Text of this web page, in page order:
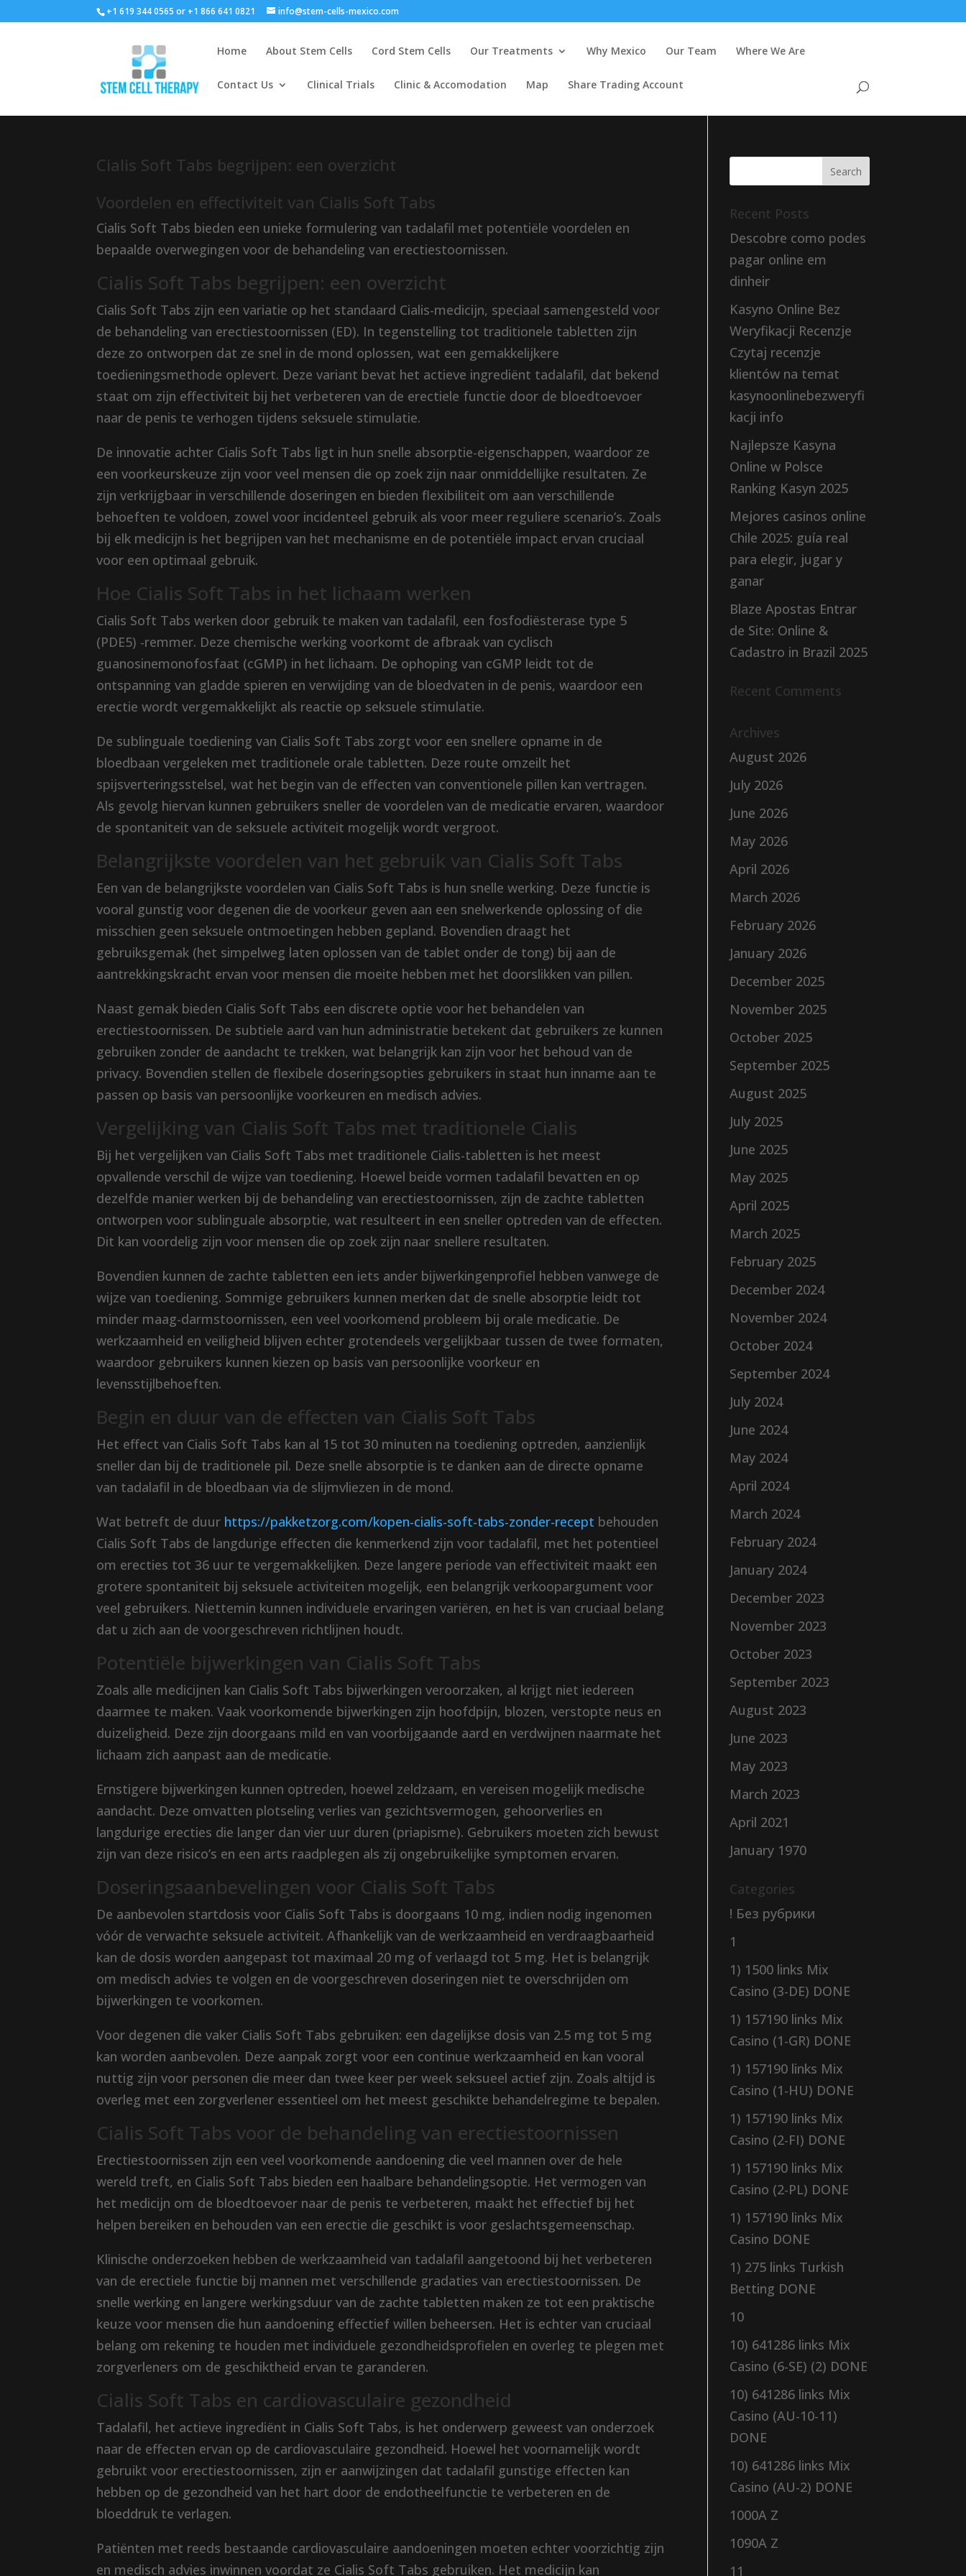
+1 619 344 0565 or +1 866 641 0821 info@stem-cells-mexico.com
Home About Stem Cells Cord Stem Cells Our Treatments Why Mexico Our Team Where We Are
Contact Us Clinical Trials Clinic & Accomodation Map Share Trading Account
Cialis Soft Tabs begrijpen: een overzicht
Voordelen en effectiviteit van Cialis Soft Tabs
Cialis Soft Tabs bieden een unieke formulering van tadalafil met potentiële voordelen en
bepaalde overwegingen voor de behandeling van erectiestoornissen.
Cialis Soft Tabs begrijpen: een overzicht
Cialis Soft Tabs zijn een variatie op het standaard Cialis-medicijn, speciaal samengesteld voor
de behandeling van erectiestoornissen (ED). In tegenstelling tot traditionele tabletten zijn
deze zo ontworpen dat ze snel in de mond oplossen, wat een gemakkelijkere
toedieningsmethode oplevert. Deze variant bevat het actieve ingrediënt tadalafil, dat bekend
staat om zijn effectiviteit bij het verbeteren van de erectiele functie door de bloedtoevoer
naar de penis te verhogen tijdens seksuele stimulatie.
De innovatie achter Cialis Soft Tabs ligt in hun snelle absorptie-eigenschappen, waardoor ze
een voorkeurskeuze zijn voor veel mensen die op zoek zijn naar onmiddellijke resultaten. Ze
zijn verkrijgbaar in verschillende doseringen en bieden flexibiliteit om aan verschillende
behoeften te voldoen, zowel voor incidenteel gebruik als voor meer reguliere scenario’s. Zoals
bij elk medicijn is het begrijpen van het mechanisme en de potentiële impact ervan cruciaal
voor een optimaal gebruik.
Hoe Cialis Soft Tabs in het lichaam werken
Cialis Soft Tabs werken door gebruik te maken van tadalafil, een fosfodiësterase type 5
(PDE5) -remmer. Deze chemische werking voorkomt de afbraak van cyclisch
guanosinemonofosfaat (cGMP) in het lichaam. De ophoping van cGMP leidt tot de
ontspanning van gladde spieren en verwijding van de bloedvaten in de penis, waardoor een
erectie wordt vergemakkelijkt als reactie op seksuele stimulatie.
De sublinguale toediening van Cialis Soft Tabs zorgt voor een snellere opname in de
bloedbaan vergeleken met traditionele orale tabletten. Deze route omzeilt het
spijsverteringsstelsel, wat het begin van de effecten van conventionele pillen kan vertragen.
Als gevolg hiervan kunnen gebruikers sneller de voordelen van de medicatie ervaren, waardoor
de spontaniteit van de seksuele activiteit mogelijk wordt vergroot.
Belangrijkste voordelen van het gebruik van Cialis Soft Tabs
Een van de belangrijkste voordelen van Cialis Soft Tabs is hun snelle werking. Deze functie is
vooral gunstig voor degenen die de voorkeur geven aan een snelwerkende oplossing of die
misschien geen seksuele ontmoetingen hebben gepland. Bovendien draagt ​​het
gebruiksgemak (het simpelweg laten oplossen van de tablet onder de tong) bij aan de
aantrekkingskracht ervan voor mensen die moeite hebben met het doorslikken van pillen.
Naast gemak bieden Cialis Soft Tabs een discrete optie voor het behandelen van
erectiestoornissen. De subtiele aard van hun administratie betekent dat gebruikers ze kunnen
gebruiken zonder de aandacht te trekken, wat belangrijk kan zijn voor het behoud van de
privacy. Bovendien stellen de flexibele doseringsopties gebruikers in staat hun inname aan te
passen op basis van persoonlijke voorkeuren en medisch advies.
Vergelijking van Cialis Soft Tabs met traditionele Cialis
Bij het vergelijken van Cialis Soft Tabs met traditionele Cialis-tabletten is het meest
opvallende verschil de wijze van toediening. Hoewel beide vormen tadalafil bevatten en op
dezelfde manier werken bij de behandeling van erectiestoornissen, zijn de zachte tabletten
ontworpen voor sublinguale absorptie, wat resulteert in een sneller optreden van de effecten.
Dit kan voordelig zijn voor mensen die op zoek zijn naar snellere resultaten.
Bovendien kunnen de zachte tabletten een iets ander bijwerkingenprofiel hebben vanwege de
wijze van toediening. Sommige gebruikers kunnen merken dat de snelle absorptie leidt tot
minder maag-darmstoornissen, een veel voorkomend probleem bij orale medicatie. De
werkzaamheid en veiligheid blijven echter grotendeels vergelijkbaar tussen de twee formaten,
waardoor gebruikers kunnen kiezen op basis van persoonlijke voorkeur en
levensstijlbehoeften.
Begin en duur van de effecten van Cialis Soft Tabs
Het effect van Cialis Soft Tabs kan al 15 tot 30 minuten na toediening optreden, aanzienlijk
sneller dan bij de traditionele pil. Deze snelle absorptie is te danken aan de directe opname
van tadalafil in de bloedbaan via de slijmvliezen in de mond.
Wat betreft de duur https://pakketzorg.com/kopen-cialis-soft-tabs-zonder-recept behouden
Cialis Soft Tabs de langdurige effecten die kenmerkend zijn voor tadalafil, met het potentieel
om erecties tot 36 uur te vergemakkelijken. Deze langere periode van effectiviteit maakt een
grotere spontaniteit bij seksuele activiteiten mogelijk, een belangrijk verkoopargument voor
veel gebruikers. Niettemin kunnen individuele ervaringen variëren, en het is van cruciaal belang
dat u zich aan de voorgeschreven richtlijnen houdt.
Potentiële bijwerkingen van Cialis Soft Tabs
Zoals alle medicijnen kan Cialis Soft Tabs bijwerkingen veroorzaken, al krijgt niet iedereen
daarmee te maken. Vaak voorkomende bijwerkingen zijn hoofdpijn, blozen, verstopte neus en
duizeligheid. Deze zijn doorgaans mild en van voorbijgaande aard en verdwijnen naarmate het
lichaam zich aanpast aan de medicatie.
Ernstigere bijwerkingen kunnen optreden, hoewel zeldzaam, en vereisen mogelijk medische
aandacht. Deze omvatten plotseling verlies van gezichtsvermogen, gehoorverlies en
langdurige erecties die langer dan vier uur duren (priapisme). Gebruikers moeten zich bewust
zijn van deze risico’s en een arts raadplegen als zij ongebruikelijke symptomen ervaren.
Doseringsaanbevelingen voor Cialis Soft Tabs
De aanbevolen startdosis voor Cialis Soft Tabs is doorgaans 10 mg, indien nodig ingenomen
vóór de verwachte seksuele activiteit. Afhankelijk van de werkzaamheid en verdraagbaarheid
kan de dosis worden aangepast tot maximaal 20 mg of verlaagd tot 5 mg. Het is belangrijk
om medisch advies te volgen en de voorgeschreven doseringen niet te overschrijden om
bijwerkingen te voorkomen.
Voor degenen die vaker Cialis Soft Tabs gebruiken: een dagelijkse dosis van 2.5 mg tot 5 mg
kan worden aanbevolen. Deze aanpak zorgt voor een continue werkzaamheid en kan vooral
nuttig zijn voor personen die meer dan twee keer per week seksueel actief zijn. Zoals altijd is
overleg met een zorgverlener essentieel om het meest geschikte behandelregime te bepalen.
Cialis Soft Tabs voor de behandeling van erectiestoornissen
Erectiestoornissen zijn een veel voorkomende aandoening die veel mannen over de hele
wereld treft, en Cialis Soft Tabs bieden een haalbare behandelingsoptie. Het vermogen van
het medicijn om de bloedtoevoer naar de penis te verbeteren, maakt het effectief bij het
helpen bereiken en behouden van een erectie die geschikt is voor geslachtsgemeenschap.
Klinische onderzoeken hebben de werkzaamheid van tadalafil aangetoond bij het verbeteren
van de erectiele functie bij mannen met verschillende gradaties van erectiestoornissen. De
snelle werking en langere werkingsduur van de zachte tabletten maken ze tot een praktische
keuze voor mensen die hun aandoening effectief willen beheersen. Het is echter van cruciaal
belang om rekening te houden met individuele gezondheidsprofielen en overleg te plegen met
zorgverleners om de geschiktheid ervan te garanderen.
Cialis Soft Tabs en cardiovasculaire gezondheid
Tadalafil, het actieve ingrediënt in Cialis Soft Tabs, is het onderwerp geweest van onderzoek
naar de effecten ervan op de cardiovasculaire gezondheid. Hoewel het voornamelijk wordt
gebruikt voor erectiestoornissen, zijn er aanwijzingen dat tadalafil gunstige effecten kan
hebben op de gezondheid van het hart door de endotheelfunctie te verbeteren en de
bloeddruk te verlagen.
Patiënten met reeds bestaande cardiovasculaire aandoeningen moeten echter voorzichtig zijn
en medisch advies inwinnen voordat ze Cialis Soft Tabs gebruiken. Het medicijn kan
Recent Posts
Descobre como podes
pagar online em
dinheir
Kasyno Online Bez
Weryfikacji Recenzje
Czytaj recenzje
klientów na temat
kasynoonlinebezweryfi
kacji info
Najlepsze Kasyna
Online w Polsce
Ranking Kasyn 2025
Mejores casinos online
Chile 2025: guía real
para elegir, jugar y
ganar
Blaze Apostas Entrar
de Site: Online &
Cadastro in Brazil 2025
Recent Comments
Archives
August 2026
July 2026
June 2026
May 2026
April 2026
March 2026
February 2026
January 2026
December 2025
November 2025
October 2025
September 2025
August 2025
July 2025
June 2025
May 2025
April 2025
March 2025
February 2025
December 2024
November 2024
October 2024
September 2024
July 2024
June 2024
May 2024
April 2024
March 2024
February 2024
January 2024
December 2023
November 2023
October 2023
September 2023
August 2023
June 2023
May 2023
March 2023
April 2021
January 1970
Categories
! Без рубрики
1
1) 1500 links Mix
Casino (3-DE) DONE
1) 157190 links Mix
Casino (1-GR) DONE
1) 157190 links Mix
Casino (1-HU) DONE
1) 157190 links Mix
Casino (2-FI) DONE
1) 157190 links Mix
Casino (2-PL) DONE
1) 157190 links Mix
Casino DONE
1) 275 links Turkish
Betting DONE
10
10) 641286 links Mix
Casino (6-SE) (2) DONE
10) 641286 links Mix
Casino (AU-10-11)
DONE
10) 641286 links Mix
Casino (AU-2) DONE
1000A Z
1090A Z
11